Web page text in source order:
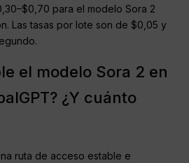
para el modelo Sora 2
Las tasas por lote son de $0,05 y
el modelo Sora 2 en
¿Y cuánto
ruta de acceso estable e